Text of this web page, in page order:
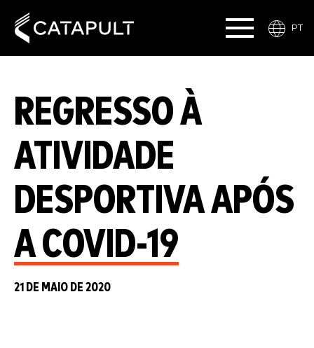
PT
REGRESSO À
ATIVIDADE
DESPORTIVA APÓS
A COVID-19
21 DE MAIO DE 2020